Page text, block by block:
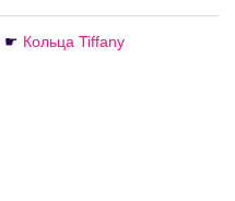
☛ Кольца Tiffany